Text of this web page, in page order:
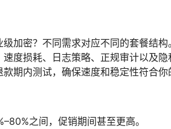
加密？不同需求对应不同的套餐结构。
度损耗、日志策略、正规审计以及隐
期内测试，确保速度和稳定性符合你
之间，促销期间甚至更高。